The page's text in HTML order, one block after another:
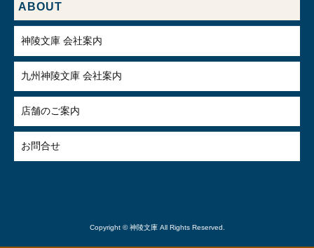
ABOUT
神陵文庫 会社案内
九州神陵文庫 会社案内
店舗のご案内
お問合せ
Copyright © 神陵文庫 All Rights Reserved.